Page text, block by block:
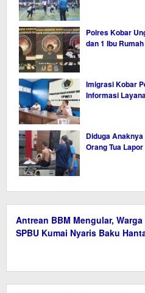
Polres Kobar
dan 1 Ibu
Imigrasi Kobar
Informasi
Diduga
Orang Tua
Antrean BBM Mengular, Warga
SPBU Kumai Nyaris Baku